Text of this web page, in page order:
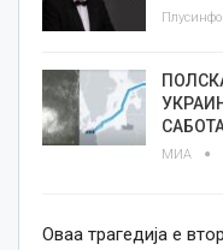
Плусинфо
МИА
Оваа трагедија е